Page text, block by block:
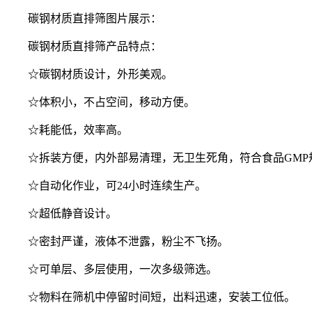
碳钢材质直排筛图片展示：
碳钢材质直排筛产品特点：
☆碳钢材质设计，外形美观。
☆体积小，不占空间，移动方便。
☆耗能低，效率高。
☆拆装方便，内外部易清理，无卫生死角，符合食品GMP
☆自动化作业，可24小时连续生产。
☆超低静音设计。
☆密封严谨，液体不泄露，粉尘不飞扬。
☆可单层、多层使用，一次多级筛选。
☆物料在筛机中停留时间短，出料迅速，安装工位低。